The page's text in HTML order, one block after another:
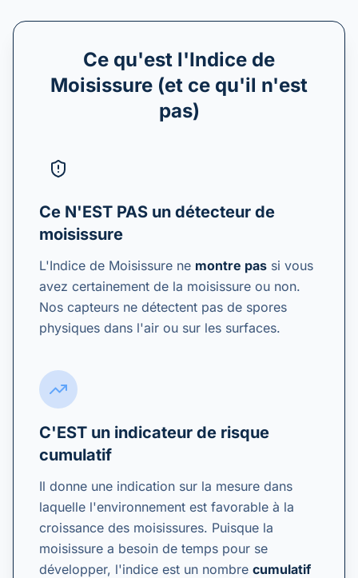
Ce qu'est l'Indice de
Moisissure (et ce qu'il n'est
pas)
Ce N'EST PAS un détecteur de
moisissure
L'Indice de Moisissure ne montre pas si vous
avez certainement de la moisissure ou non.
Nos capteurs ne détectent pas de spores
physiques dans l'air ou sur les surfaces.
C'EST un indicateur de risque
cumulatif
Il donne une indication sur la mesure dans
laquelle l'environnement est favorable à la
croissance des moisissures. Puisque la
moisissure a besoin de temps pour se
développer, l'indice est un nombre cumulatif